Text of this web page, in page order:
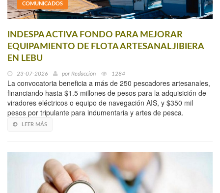
COMUNICADOS
INDESPA ACTIVA FONDO PARA MEJORAR
EQUIPAMIENTO DE FLOTA ARTESANAL JIBIERA
EN LEBU
23-07-2026 por Redacción 1284
La convocatoria beneficia a más de 250 pescadores artesanales,
financiando hasta $1.5 millones de pesos para la adquisición de
viradores eléctricos o equipo de navegación AIS, y $350 mil
pesos por tripulante para indumentaria y artes de pesca.
LEER MÁS